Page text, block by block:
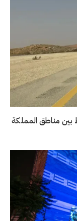
بين مناطق المملكة